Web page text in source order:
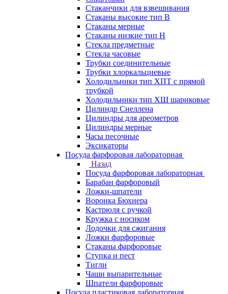
Стаканчики для взвешивания
Стаканы высокие тип В
Стаканы мерные
Стаканы низкие тип Н
Стекла предметные
Стекла часовые
Трубки соединительные
Трубки хлоркальциевые
Холодильники тип ХПТ с прямой
трубкой
Холодильники тип ХШ шариковые
Цилиндр Снеллена
Цилиндры для ареометров
Цилиндры мерные
Часы песочные
Эксикаторы
Посуда фарфоровая лабораторная
Назад
Посуда фарфоровая лабораторная
Барабан фарфоровый
Ложки-шпатели
Воронка Бюхнера
Кастрюля с ручкой
Кружка с носиком
Лодочки для сжигания
Ложки фарфоровые
Стаканы фарфоровые
Ступка и пест
Тигли
Чаши выпарительные
Шпатели фарфоровые
Посуда пластиковая лабораторная